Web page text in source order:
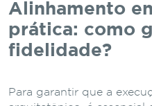
Alinhamento
prática: como
fidelidade?
Para garantir que a